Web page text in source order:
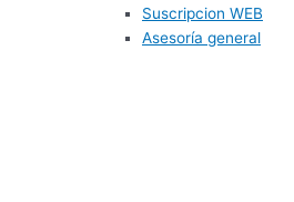
Suscripcion WEB
Asesoría general